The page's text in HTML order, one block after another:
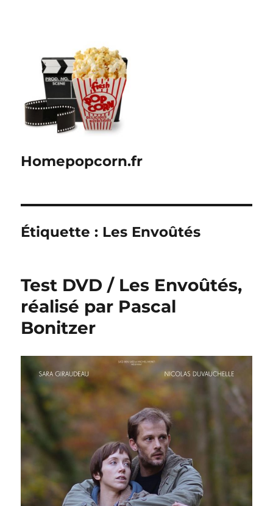
Homepopcorn.fr
Étiquette : Les Envoûtés
Test DVD / Les Envoûtés,
réalisé par Pascal
Bonitzer